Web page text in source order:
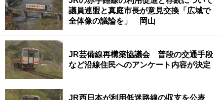
議員連盟と真庭市長が意見交換「広域で
全体像の議論を」 岡山
JR芸備線再構築協議会 普段の交通手段
など沿線住民へのアンケート内容が決定
JR西日本が利用低迷路線の収支を公表